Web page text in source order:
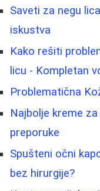
Saveti za negu
iskustva
Kako rešiti
licu - Kompletan
Problematična
Najbolje kreme
preporuke
Spušteni očni
bez hirurgije?